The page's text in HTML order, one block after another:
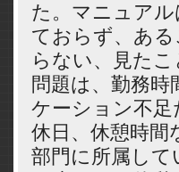
た。マニュア
ておらず、あ
らない、見た
問題は、勤務
ケーション不足
休日、休憩時間
部門に所属し